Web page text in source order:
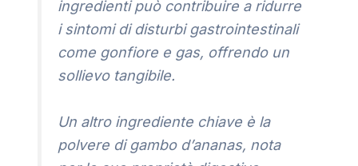
ingredienti può contribuire a ridurre
i sintomi di disturbi gastrointestinali
come gonfiore e gas, offrendo un
sollievo tangibile.
Un altro ingrediente chiave è la
polvere di gambo d’ananas, nota